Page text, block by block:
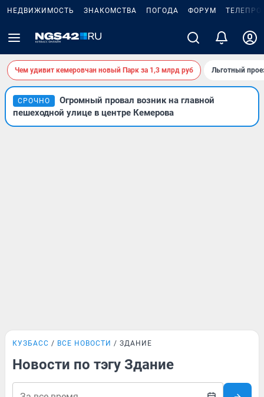
НЕДВИЖИМОСТЬ ЗНАКОМСТВА ПОГОДА ФОРУМ
Чем удивит кемеровчан новый Парк за 1,3 млрд руб Льготный
СРОЧНО
Огромный провал возник на главной
пешеходной улице в центре Кемерова
КУЗБАСС ВСЕ НОВОСТИ ЗДАНИЕ
Новости по тэгу Здание